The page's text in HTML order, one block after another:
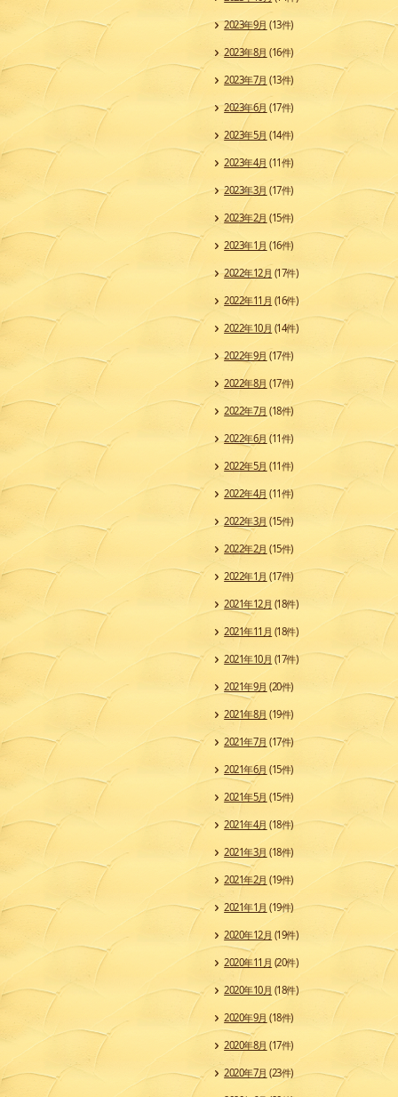
2023年9月 (13件)
2023年8月 (16件)
2023年7月 (13件)
2023年6月 (17件)
2023年5月 (14件)
2023年4月 (11件)
2023年3月 (17件)
2023年2月 (15件)
2023年1月 (16件)
2022年12月 (17件)
2022年11月 (16件)
2022年10月(14件)
2022年9月 (17件)
2022年8月 (17件)
2022年7月 (18件)
2022年6月 (11件)
2022年5月 (11件)
2022年4月 (11件)
2022年3月 (15件)
2022年2月 (15件)
2022年1月 (17件)
2021年12月 (18件)
2021年11月 (18件)
2021年10月 (17件)
2021年9月 (20件)
2021年8月 (19件)
2021年7月 (17件)
2021年6月 (15件)
2021年5月 (15件)
2021年4月 (18件)
2021年3月 (18件)
2021年2月 (19件)
2021年1月 (19件)
2020年12月 (19件)
2020年11月 (20件)
2020年10月 (18件)
2020年9月 (18件)
2020年8月 (17件)
2020年7月 (23件)